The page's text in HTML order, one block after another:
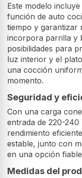
Este modelo
función de auto
tiempo y garantizar
incorpora parrilla y
posibilidades para
luz interior y el
una cocción
momento.
Seguridad y
Con una carga
entrada de 220-
rendimiento
estable, junto con
en una opción
Medidas del